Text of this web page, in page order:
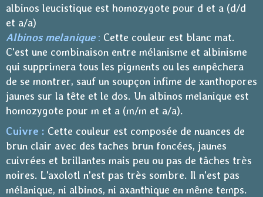
albinos leucistique est homozygote pour d et a (d/d
et a/a)
Albinos melanique : Cette couleur est blanc mat.
C'est une combinaison entre mélanisme et albinisme
qui supprimera tous les pigments ou les empêchera
de se montrer, sauf un soupçon infime de xanthopores
jaunes sur la tête et le dos. Un albinos melanique est
homozygote pour m et a (m/m et a/a).
Cuivre : Cette couleur est composée de nuances de
brun clair avec des taches brun foncées, jaunes
cuivrées et brillantes mais peu ou pas de tâches très
noires. L'axolotl n'est pas très sombre. Il n'est pas
mélanique, ni albinos, ni axanthique en même temps.